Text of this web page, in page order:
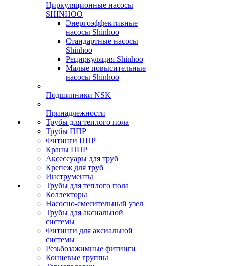
Циркуляционные насосы
SHINHOO
Энергоэффективные
насосы Shinhoo
Стандартные насосы
Shinhoo
Рециркуляция Shinhoo
Малые повысительные
насосы Shinhoo
Подшипники NSK
Принадлежности
Трубы для теплого пола
Трубы ППР
Фитинги ППР
Краны ППР
Аксессуары для труб
Крепеж для труб
Инструменты
Трубы для теплого пола
Коллекторы
Насосно-смесительный узел
Трубы для аксиальной
системы
Фитинги для аксиальной
системы
Резьбозажимные фитинги
Концевые группы